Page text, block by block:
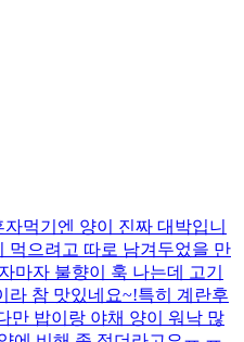
먹기엔 양이 진짜 대박입니
먹으려고 따로 남겨두었을 만
마자 불향이 훅 나는데 고기
라 참 맛있네요~!특히 계란후
만 밥이랑 야채 양이 워낙 많